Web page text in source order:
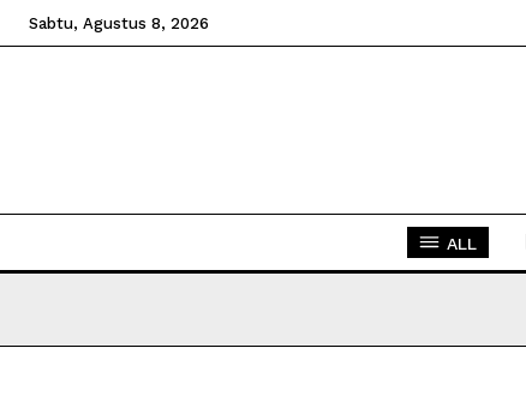
Sabtu, Agustus 8, 2026
ALL